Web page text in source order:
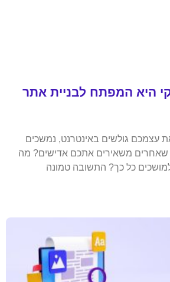
היא המפתח לבניית אתר
גולשים באינטרנט, נמשכים
שאחרים משאירים אתכם אדישים? מה
כל כך? התשובה טמונה